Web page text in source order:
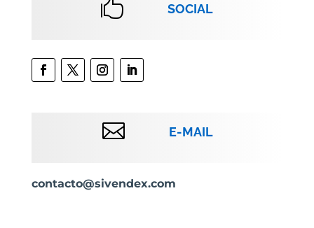
 SOCIAL
 E-MAIL
contacto@sivendex.com